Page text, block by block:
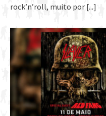
rock’n’roll, muito por [...]